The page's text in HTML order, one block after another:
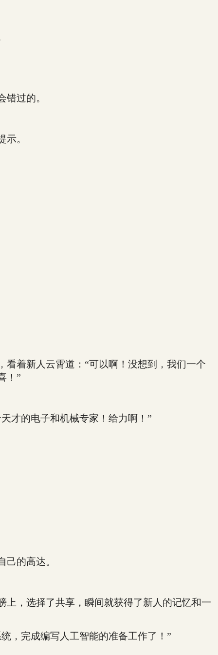
过的。
。
着新人云霄道：“可以啊！没想到，我们一个
！”
才的电子和机械专家！给力啊！”
的高达。
，选择了共享，瞬间就获得了新人的记忆和一
完成编写人工智能的准备工作了！”